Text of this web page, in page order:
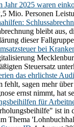
Jahr 2025 waren
Mio. Personen
bleibt
dieser
bei
Steuersatz
das ehrlichste
fehlt, sagen mehr
ernst nimmt,
für
ist
Thema